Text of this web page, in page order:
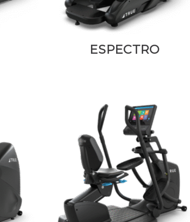
ESPECTRO